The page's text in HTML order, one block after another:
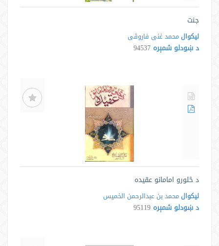
جنت
لیکوالمحمد غنی فاروقی
د ښودلو شمېره 94537
د څلورو امامانو عقيده
لیکوالمحمد بن عبدالرحمن الخمیس
د ښودلو شمېره 95119